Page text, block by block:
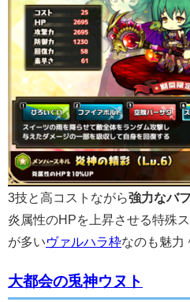
3技と高コストながら強力なバ
炎属性のHPを上昇させる特殊
が多いヴァルハラ枠なのも魅力
大都会の兎神ウヌト